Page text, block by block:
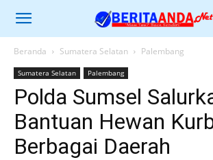
Beranda Sumatera Selatan Palembang
Sumatera Selatan Palembang
Polda Sumsel
Bantuan Hewan
Berbagai Daerah